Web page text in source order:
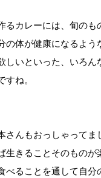
るカレーには、旬のも
の体が健康になるよう
しいといった、いろん
すね。
さんもおっしゃってま
生きることそのものが
べることを通して自分